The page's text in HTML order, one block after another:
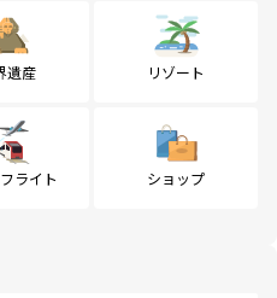
遺産 リゾート
ライト ショップ